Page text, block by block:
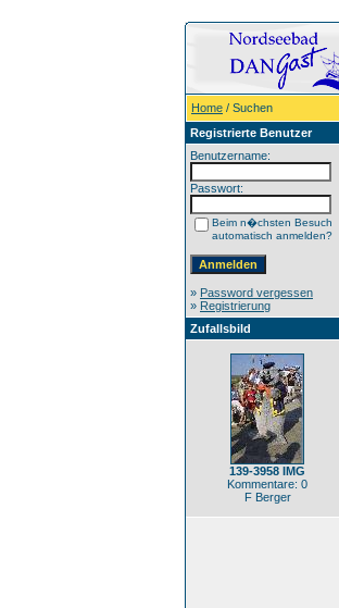
Home / Suchen
Registrierte Benutzer
Benutzername:
Passwort:
Beim n�chsten Besuch
automatisch anmelden?
» Password vergessen
» Registrierung
Zufallsbild
139-3958 IMG
Kommentare: 0
F Berger